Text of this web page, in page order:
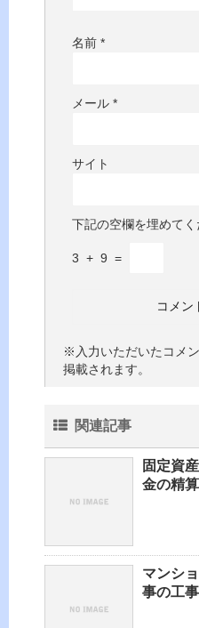
名前 *
メール *
サイト
下記の空欄を埋めてく
3 + 9 =
※入力いただいたコメ
掲載されます。
関連記事
固定資
金の精
マンシ
事の工